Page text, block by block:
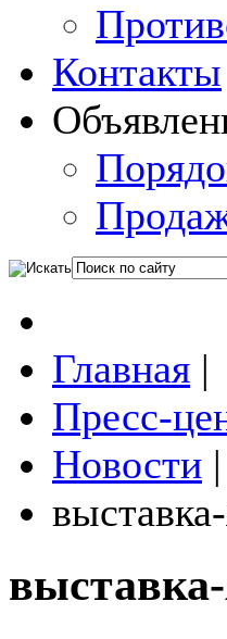
Контакты
Главная |
Пресс-
Новости |